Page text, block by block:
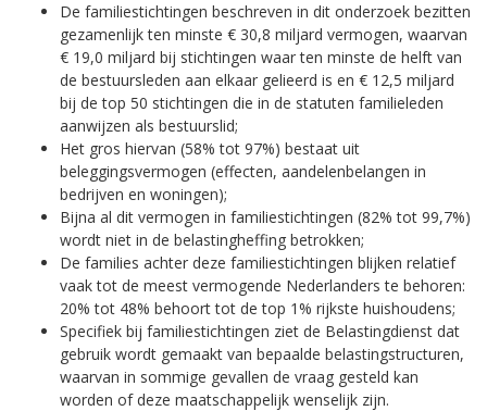
De familiestichtingen beschreven in dit onderzoek bezitten
gezamenlijk ten minste € 30,8 miljard vermogen, waarvan
€ 19,0 miljard bij stichtingen waar ten minste de helft van
de bestuursleden aan elkaar gelieerd is en € 12,5 miljard
bij de top 50 stichtingen die in de statuten familieleden
aanwijzen als bestuurslid;
Het gros hiervan (58% tot 97%) bestaat uit
beleggingsvermogen (effecten, aandelenbelangen in
bedrijven en woningen);
Bijna al dit vermogen in familiestichtingen (82% tot 99,7%)
wordt niet in de belastingheffing betrokken;
De families achter deze familiestichtingen blijken relatief
vaak tot de meest vermogende Nederlanders te behoren:
20% tot 48% behoort tot de top 1% rijkste huishoudens;
Specifiek bij familiestichtingen ziet de Belastingdienst dat
gebruik wordt gemaakt van bepaalde belastingstructuren,
waarvan in sommige gevallen de vraag gesteld kan
worden of deze maatschappelijk wenselijk zijn.